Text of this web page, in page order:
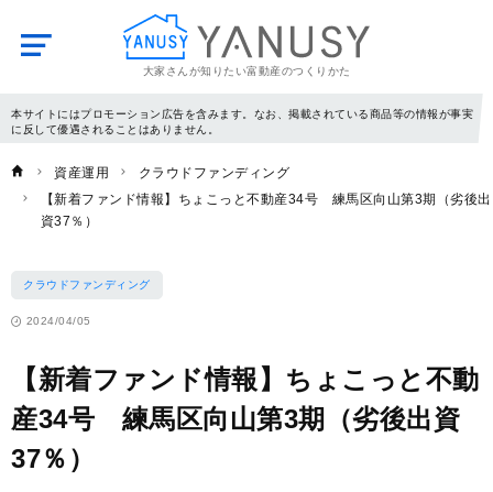
大家さんが知りたい富動産のつくりかた
YANUSY
本サイトにはプロモーション広告を含みます。なお、掲載されている商品等の情報が事実
に反して優遇されることはありません。
資産運用
クラウドファンディング
【新着ファンド情報】ちょこっと不動産34号 練馬区向山第3期（劣後出
資37％）
クラウドファンディング
2024/04/05
【新着ファンド情報】ちょこっと不動
産34号 練馬区向山第3期（劣後出資
37％）